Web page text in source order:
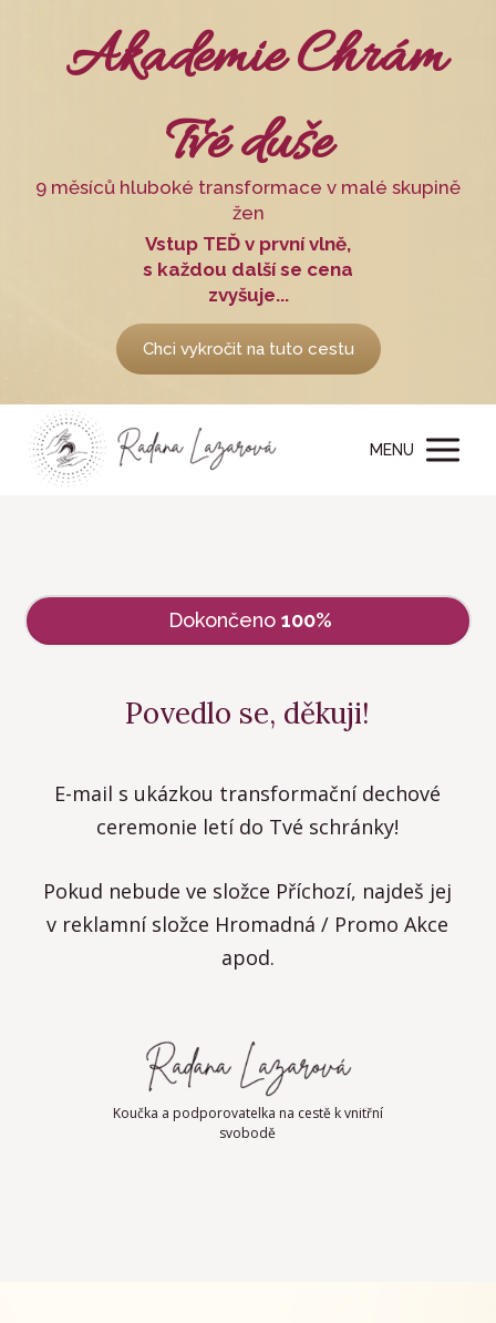
Akademie Chrám
Tvé duše
9 měsíců hluboké transformace v malé skupině
žen
Vstup TEĎ v první vlně,
s každou další se cena
zvyšuje...
Chci vykročit na tuto cestu
MENU
Dokončeno 100%
Povedlo se, děkuji!
E-mail s ukázkou transformační dechové
ceremonie letí do Tvé schránky!
Pokud nebude ve složce Příchozí, najdeš jej
v reklamní složce Hromadná / Promo Akce
apod.
Koučka a podporovatelka na cestě k vnitřní
svobodě